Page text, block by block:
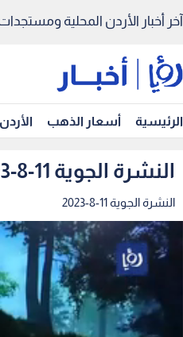
آخر أخبار الأردن المحلية
الرئيسية أسعار الذهب الأردن
النشرة الجوية 11-8-2023
النشرة الجوية 11-8-2023